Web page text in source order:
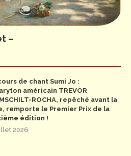
–
de chant Sumi Jo :
américain TREVOR
ROCHA, repêché avant la
remporte le Premier Prix de la
édition !
2026